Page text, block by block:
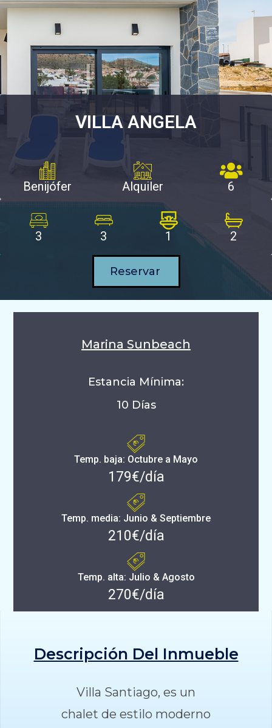
VILLA ANGELA
Benijófer Alquiler 6
3 3 1 2
Reservar
Marina Sunbeach
Estancia Mínima:
10 Días
Temp. baja: Octubre a Mayo
179€/día
Temp. media: Junio & Septiembre
210€/día
Temp. alta: Julio & Agosto
270€/día
Descripción Del Inmueble
Villa Santiago, es un
chalet de estilo moderno